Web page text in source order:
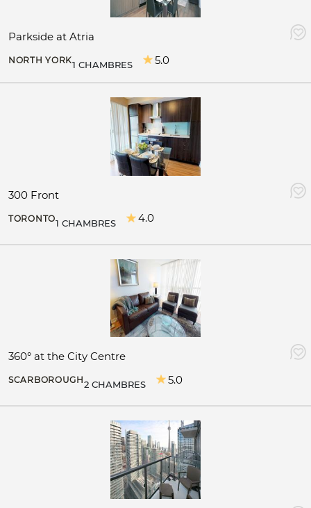
Parkside at Atria
NORTH YORK1 CHAMBRES 5.0
300 Front
TORONTO1 CHAMBRES 4.0
360° at the City Centre
SCARBOROUGH2 CHAMBRES 5.0